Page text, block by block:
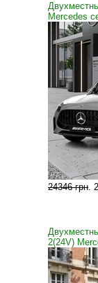
Mercedes
24346 грн.
2(24V)